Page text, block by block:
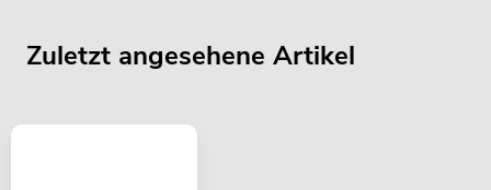
Zuletzt angesehene Artikel